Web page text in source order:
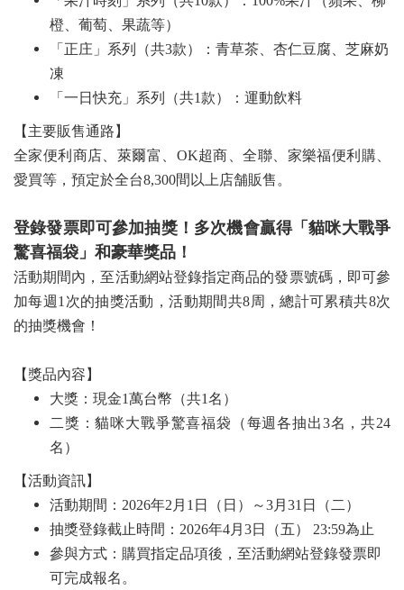
橙、葡萄、果蔬等）
「正庄」系列（共3款）：青草茶、杏仁豆腐、芝麻奶
凍
「一日快充」系列（共1款）：運動飲料
【主要販售通路】
全家便利商店、萊爾富、OK超商、全聯、家樂福便利購、
愛買等，預定於全台8,300間以上店舗販售。
登錄發票即可參加抽獎！多次機會贏得「貓咪大戰爭
驚喜福袋」和豪華獎品！
活動期間內，至活動網站登錄指定商品的發票號碼，即可參
加每週1次的抽獎活動，活動期間共8周，總計可累積共8次
的抽獎機會！
【獎品內容】
大獎：現金1萬台幣（共1名）
二獎：貓咪大戰爭驚喜福袋（每週各抽出3名，共24
名）
【活動資訊】
活動期間：2026年2月1日（日）～3月31日（二）
抽獎登錄截止時間：2026年4月3日（五） 23:59為止
參與方式：購買指定品項後，至活動網站登錄發票即
可完成報名。